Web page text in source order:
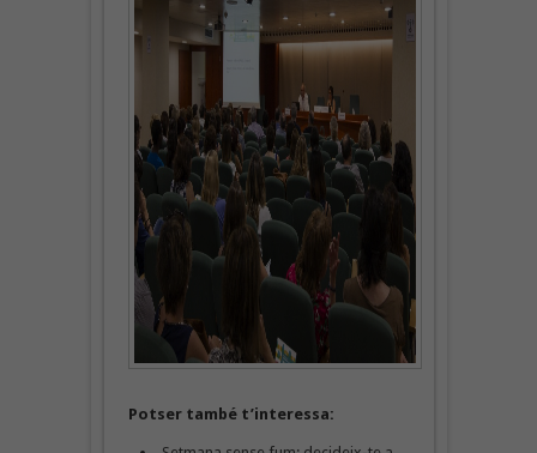
Potser també t’interessa: